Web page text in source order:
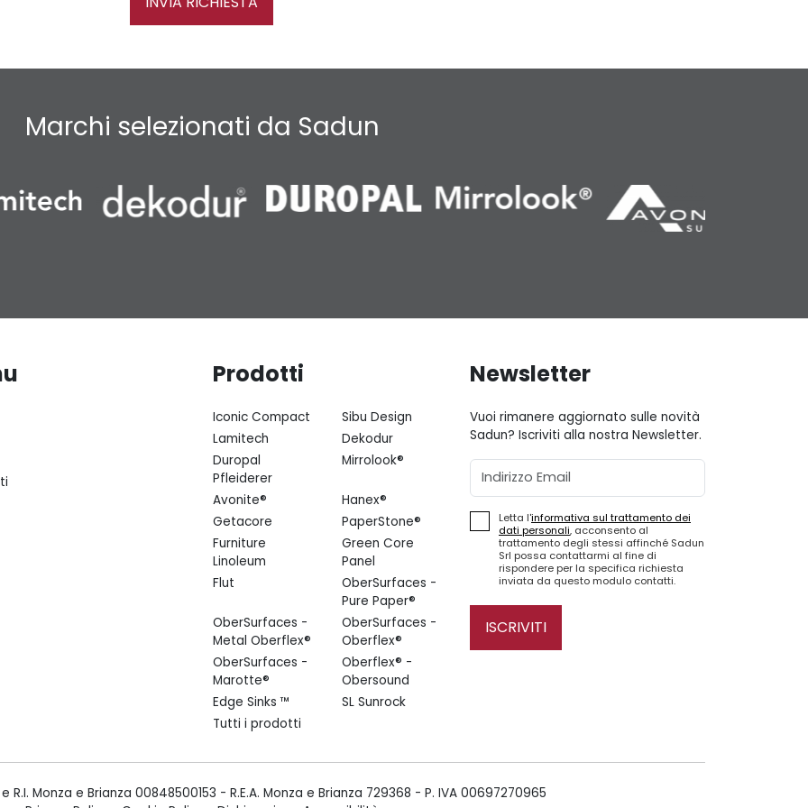
Marchi selezionati da Sadun
Prodotti
Iconic Compact
Sibu Design
Lamitech
Dekodur
Duropal
Pfleiderer
Mirrolook®
Avonite®
Hanex®
Getacore
PaperStone®
Furniture
Linoleum
Green Core
Panel
Flut
OberSurfaces -
Pure Paper®
OberSurfaces -
Metal Oberflex®
OberSurfaces -
Oberflex®
OberSurfaces -
Marotte®
Oberflex® -
Obersound
Edge Sinks ™
SL Sunrock
Tutti i prodotti
Newsletter
Vuoi rimanere aggiornato sulle novità
Sadun? Iscriviti alla nostra Newsletter.
Email
Letta l'informativa sul trattamento dei
dati personali, acconsento al
trattamento degli stessi affinché Sadun
Srl possa contattarmi al fine di
rispondere per la specifica richiesta
inviata da questo modulo contatti.
ISCRIVITI
R.I. Monza e Brianza 00848500153 - R.E.A. Monza e Brianza 729368 - P. IVA 00697270965